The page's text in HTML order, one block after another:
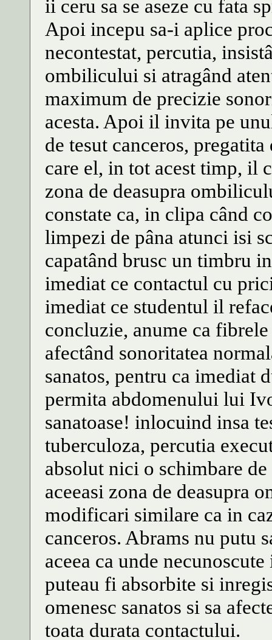
ii ceru sa se aseze cu fata
Apoi incepu sa-i aplice
necontestat, percutia,
ombilicului si atragând
maximum de precizie
acesta. Apoi il invita pe
de tesut canceros,
care el, in tot acest timp, il
zona de deasupra
constate ca, in clipa când
limpezi de pâna atunci isi
capatând brusc un timbru
imediat ce contactul cu
imediat ce studentul il
concluzie, anume ca
afectând sonoritatea
sanatos, pentru ca imediat
permita abdomenului lui
sanatoase! inlocuind insa
tuberculoza, percutia
absolut nici o schimbare
aceeasi zona de deasupra
modificari similare ca in
canceros. Abrams nu putu
aceea ca unde
puteau fi absorbite si
omenesc sanatos si sa
toata durata contactului.